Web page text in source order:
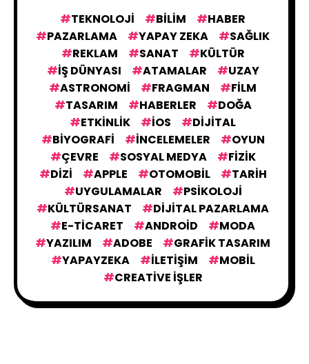
TEKNOLOJI BILIM
HABER
PAZARLAMA
YAPAY ZEKA
SAĞLIK
REKLAM
SANAT
KÜLTÜR
IŞ DÜNYASI
ATAMALAR
UZAY
ASTRONOMI
FRAGMAN
FILM
TASARIM
HABERLER
DOĞA
ETKINLIK
IOS
DIJITAL
BIYOGRAFI
İNCELEMELER
OYUN
ÇEVRE
SOSYAL MEDYA
FIZIK
DIZI
APPLE OTOMOBIL
TARIH
UYGULAMALAR
PSIKOLOJI
KÜLTÜRSANAT
DIJITAL PAZARLAMA
E-TICARET
ANDROID
MODA
YAZILIM
ADOBE
GRAFIK TASARIM
YAPAYZEKA
İLETIŞIM
MOBIL
CREATIVE İŞLER